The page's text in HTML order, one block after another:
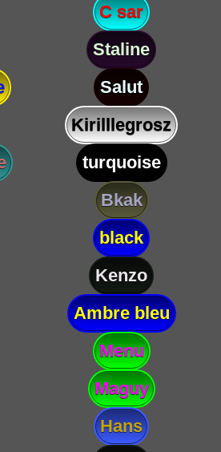
C sar
Staline
Salut
Kirilllegrosz
turquoise
Bkak
black
Kenzo
Ambre bleu
Menu
Maguy
Hans